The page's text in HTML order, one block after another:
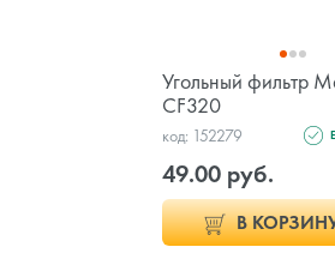
Угольный фильтр
CF320
код: 152279
49.00 руб.
В